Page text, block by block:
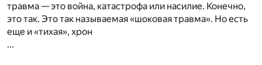
травма — это война, катастрофа или насилие. Конечно,
это так. Это так называемая «шоковая травма». Но есть
еще и «тихая», хрон
...